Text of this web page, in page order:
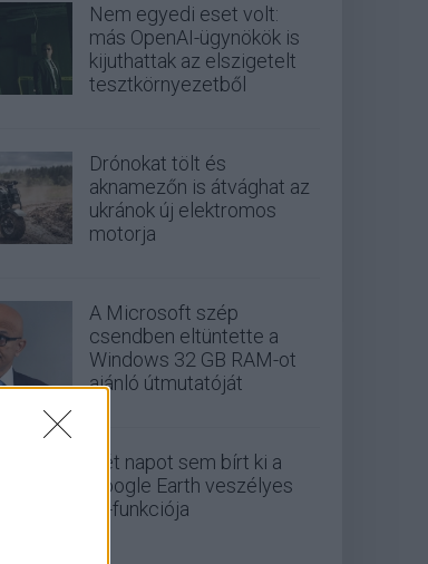
Nem egyedi eset volt:
más OpenAI-ügynökök is
kijuthattak az elszigetelt
tesztkörnyezetből
Drónokat tölt és
aknamezőn is átvághat az
ukránok új elektromos
motorja
A Microsoft szép
csendben eltüntette a
Windows 32 GB RAM-ot
ajánló útmutatóját
Két napot sem bírt ki a
Google Earth veszélyes
AI-funkciója